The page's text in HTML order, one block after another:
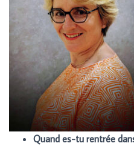
Quand es-tu rentrée